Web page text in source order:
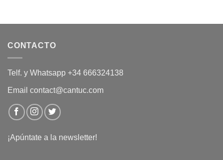
CONTACTO
Telf. y Whatsapp +34 666324138
Email contact@cantuc.com
¡Apúntate a la newsletter!